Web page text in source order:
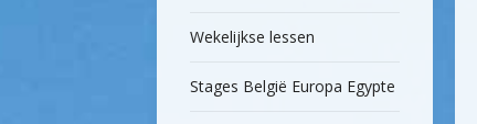
Wekelijkse lessen
Stages België Europa Egypte